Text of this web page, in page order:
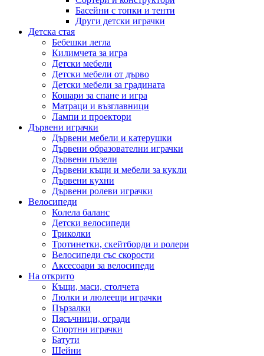
Басейни с топки и тенти
Други детски играчки
Детска стая
Бебешки легла
Килимчета за игра
Детски мебели
Детски мебели от дърво
Детски мебели за градината
Кошари за спане и игра
Матраци и възглавници
Лампи и проектори
Дървени играчки
Дървени мебели и катерушки
Дървени образователни играчки
Дървени пъзели
Дървени къщи и мебели за кукли
Дървени кухни
Дървени ролеви играчки
Велосипеди
Колела баланс
Детски велосипеди
Триколки
Тротинетки, скейтборди и ролери
Велосипеди със скорости
Аксесоари за велосипеди
На открито
Къщи, маси, столчета
Люлки и люлеещи играчки
Пързалки
Пясъчници, огради
Спортни играчки
Батути
Шейни